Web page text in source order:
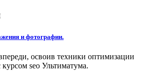
и фотографии.
освоив техники оптимизации
seo Ультиматума.